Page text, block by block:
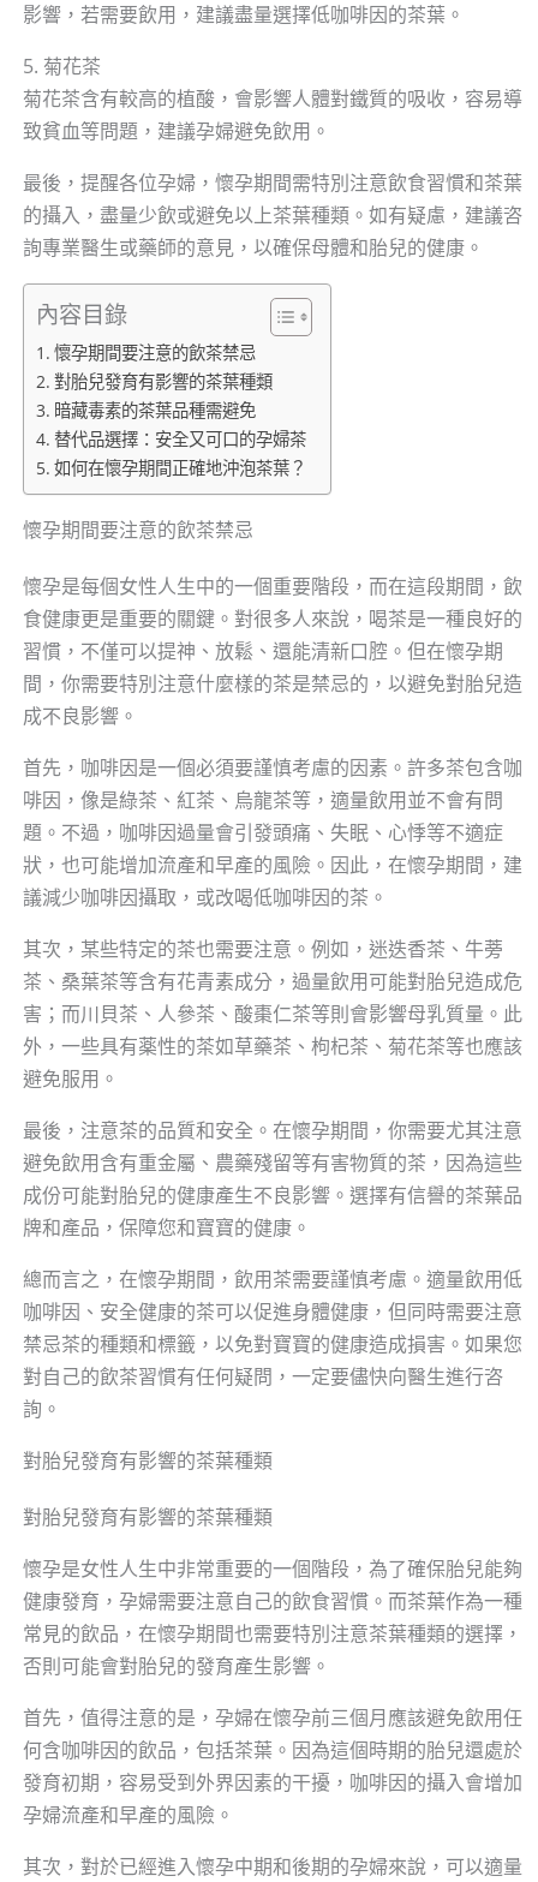
影響，若需要飲用，建議盡量選擇低咖啡因的茶葉。
5. 菊花茶
菊花茶含有較高的植酸，會影響人體對鐵質的吸收，容易導
致貧血等問題，建議孕婦避免飲用。
最後，提醒各位孕婦，懷孕期間需特別注意飲食習慣和茶葉
的攝入，盡量少飲或避免以上茶葉種類。如有疑慮，建議咨
詢專業醫生或藥師的意見，以確保母體和胎兒的健康。
內容目錄
懷孕期間要注意的飲茶禁忌
對胎兒發育有影響的茶葉種類
暗藏毒素的茶葉品種需避免
替代品選擇：安全又可口的孕婦茶
如何在懷孕期間正確地沖泡茶葉？
懷孕期間要注意的飲茶禁忌
懷孕是每個女性人生中的一個重要階段，而在這段期間，飲
食健康更是重要的關鍵。對很多人來說，喝茶是一種良好的
習慣，不僅可以提神、放鬆、還能清新口腔。但在懷孕期
間，你需要特別注意什麼樣的茶是禁忌的，以避免對胎兒造
成不良影響。
首先，咖啡因是一個必須要謹慎考慮的因素。許多茶包含咖
啡因，像是綠茶、紅茶、烏龍茶等，適量飲用並不會有問
題。不過，咖啡因過量會引發頭痛、失眠、心悸等不適症
狀，也可能增加流產和早產的風險。因此，在懷孕期間，建
議減少咖啡因攝取，或改喝低咖啡因的茶。
其次，某些特定的茶也需要注意。例如，迷迭香茶、牛蒡
茶、桑葉茶等含有花青素成分，過量飲用可能對胎兒造成危
害；而川貝茶、人參茶、酸棗仁茶等則會影響母乳質量。此
外，一些具有薬性的茶如草藥茶、枸杞茶、菊花茶等也應該
避免服用。
最後，注意茶的品質和安全。在懷孕期間，你需要尤其注意
避免飲用含有重金屬、農藥殘留等有害物質的茶，因為這些
成份可能對胎兒的健康產生不良影響。選擇有信譽的茶葉品
牌和產品，保障您和寶寶的健康。
總而言之，在懷孕期間，飲用茶需要謹慎考慮。適量飲用低
咖啡因、安全健康的茶可以促進身體健康，但同時需要注意
禁忌茶的種類和標籤，以免對寶寶的健康造成損害。如果您
對自己的飲茶習慣有任何疑問，一定要儘快向醫生進行咨
詢。
對胎兒發育有影響的茶葉種類
對胎兒發育有影響的茶葉種類
懷孕是女性人生中非常重要的一個階段，為了確保胎兒能夠
健康發育，孕婦需要注意自己的飲食習慣。而茶葉作為一種
常見的飲品，在懷孕期間也需要特別注意茶葉種類的選擇，
否則可能會對胎兒的發育產生影響。
首先，值得注意的是，孕婦在懷孕前三個月應該避免飲用任
何含咖啡因的飲品，包括茶葉。因為這個時期的胎兒還處於
發育初期，容易受到外界因素的干擾，咖啡因的攝入會增加
孕婦流產和早產的風險。
其次，對於已經進入懷孕中期和後期的孕婦來說，可以適量